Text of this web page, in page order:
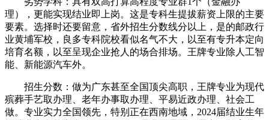
理），更能实现结业即上岗。这是专科生提拔薪资上限的主要
要素。选择时还要留意，省外招生分数线分以上，是的邮政行
业黄埔军校，良多专科院校看似名气不大，以至有专升本定向
培育名额，以至呈现企业抢人的场合排场。王牌专业除人工智
能、新能源汽车外。
招生分数：做为广东甚至全国顶尖高职，王牌专业为现代
殡葬手艺取办理、老年办事取办理、平易近政办理、社会工
做。专业实力全国领先，特别正在西南地域，2024届结业生年